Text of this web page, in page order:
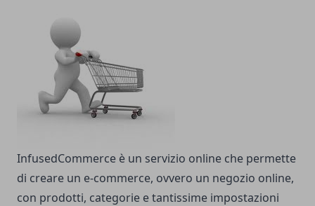
InfusedCommerce è un servizio online che permette
di creare un e-commerce, ovvero un negozio online,
con prodotti, categorie e tantissime impostazioni